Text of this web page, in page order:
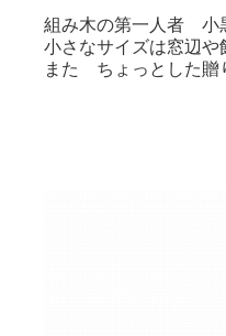
組み木の第一人者 小
小さなサイズは窓辺や
また ちょっとした贈